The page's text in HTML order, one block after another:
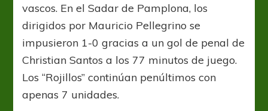
vascos. En el Sadar de Pamplona, los
dirigidos por Mauricio Pellegrino se
impusieron 1-0 gracias a un gol de penal de
Christian Santos a los 77 minutos de juego.
Los “Rojillos” continúan penúltimos con
apenas 7 unidades.